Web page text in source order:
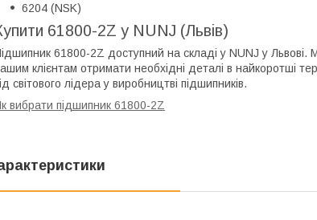
6204 (NSK)
61800-2Z у NUNJ (Львів)
61800-2Z доступний на складі у NUNJ у
клієнтам отримати необхідні деталі в найкоротші
світового лідера у виробництві підшипників.
вибрати підшипник 61800-2Z